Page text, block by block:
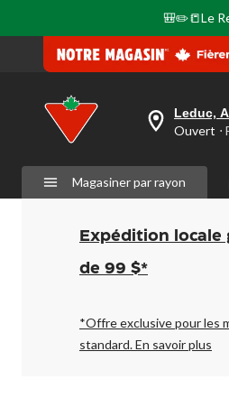
🎒✏️📒Le
votre
est
Leduc,
AB,
Ouvert,
Fermeture
à
pour
changer
Leduc,
Ouvert
Magasiner par rayon
Expédition locale
de 99 $*
*Offre exclusive pour les
standard.En savoir plus